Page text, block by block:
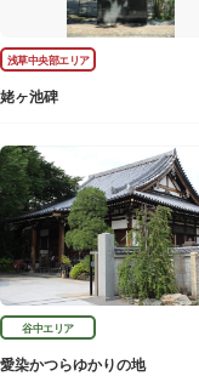
浅草中央部エリア
姥ヶ池碑
谷中エリア
愛染かつらゆかりの地